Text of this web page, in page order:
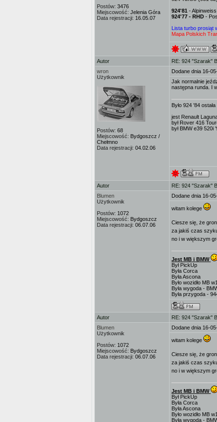
Postów: 3476
Miejscowość: Jelenia Góra
Data rejestracji: 16.05.07
924'81 -
924'77 - RHD -
Lista turbo prosiąt
Mapa Polskich
Autor
RE: 924 "Szarak"
wron
Użytkownik
Postów: 68
Miejscowość: Bydgoszcz /
Chełmno
Data rejestracji: 04.02.06
Dodane dnia 16-
Jak normalnie
następna runda. I
Było 924 '84
jest Renault
był Rover 416
był BMW e39 520i
Autor
RE: 924 "Szarak"
Blumen
Użytkownik
Postów: 1072
Miejscowość: Bydgoszcz
Data rejestracji: 06.07.06
Dodane dnia 16-
witam kolege
Ciesze się, że
za jakiś czas
no i w większym
Jest MB i BMW
Był PickUp
Była Corca
Była Ascona
Było wozidło MB
Była wygoda -
Była przygoda -
Autor
RE: 924 "Szarak"
Blumen
Użytkownik
Postów: 1072
Miejscowość: Bydgoszcz
Data rejestracji: 06.07.06
Dodane dnia 16-
witam kolege
Ciesze się, że
za jakiś czas
no i w większym
Jest MB i BMW
Był PickUp
Była Corca
Była Ascona
Było wozidło MB
Była wygoda -